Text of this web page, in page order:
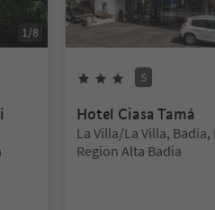
1 /8
Sterren
S
Hotel Ciasa Tamá
Locatie:
La Villa/La Villa,
Region Alta Badia